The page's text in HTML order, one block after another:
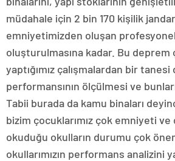
müdahale için 2 bin 170 kişilik
emniyetimizden oluşan
oluşturulmasına kadar. Bu deprem
yaptığımız çalışmalardan bir tanesi
performansının ölçülmesi ve
Tabii burada da kamu binaları
bizim çocuklarımız çok emniyeti ve
okuduğu okulların durumu çok
okullarımızın performans analizini